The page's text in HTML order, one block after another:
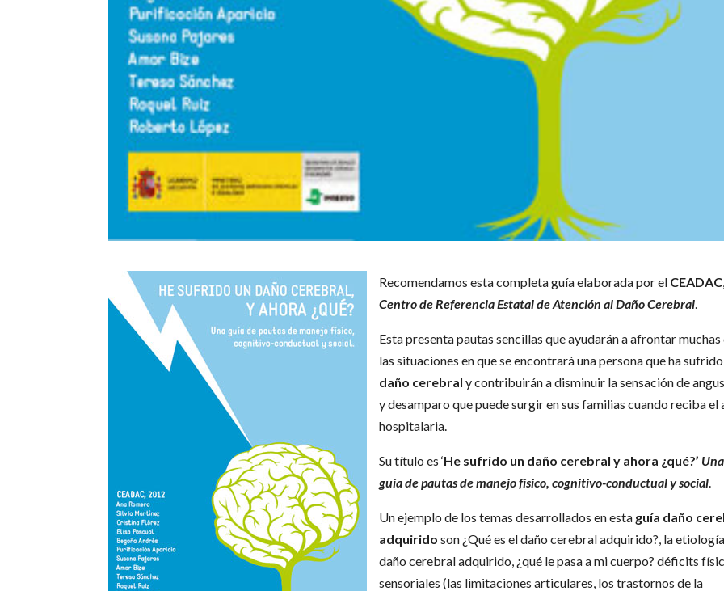
Recomendamos esta completa guía elaborada por el CEADAC,
Centro de Referencia Estatal de Atención al Daño Cerebral.
Esta presenta pautas sencillas que ayudarán a afrontar muchas
las situaciones en que se encontrará una persona que ha
daño cerebral y contribuirán a disminuir la sensación de
y desamparo que puede surgir en sus familias cuando reciba el
hospitalaria.
Su título es ‘He sufrido un daño cerebral y ahora ¿qué?’ Una
guía de pautas de manejo físico, cognitivo-conductual y social.
Un ejemplo de los temas desarrollados en esta guía daño
adquirido son ¿Qué es el daño cerebral adquirido?, la
daño cerebral adquirido, ¿qué le pasa a mi cuerpo? déficits
sensoriales (las limitaciones articulares, los trastornos de la